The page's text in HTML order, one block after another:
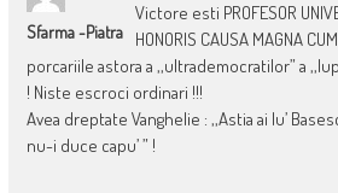
Sfarma -Piatra
Victore esti PROFESOR
HONORIS CAUSA MAGNA
porcariile astora a ,,ultrademocratilor” a
! Niste escroci ordinari !!!
Avea dreptate Vanghelie : ,,Astia ai lu’
nu-i duce capu’ ” !